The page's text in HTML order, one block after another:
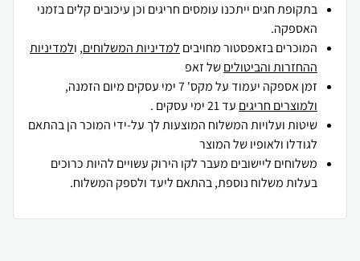
בתקופת חגים ייתכנו עומסים חריגים וכן עיכובים קלים בזמני
האספקה.
המוכרים בזאפסטור מחויבים למדיניות המשלוחים, ולמדיניות
ההחזרות והביטוליםשל זאפ
זמן אספקה יעמוד על מקס' 7 ימי עסקים מיום הזמנה,
ולמוצרים חריגים עד 21 ימי עסקים .
שיטות ועלויות המשלוח המוצעות לך על-ידי המוכר הן בהתאם
לגודלו ולאופיו של המוצר
משלוחים ליישובים מעבר לקו הירוק עשויים להיות כרוכים
בעלות משלוח נוספת, בהתאם ליעד ולספק המשלוח.